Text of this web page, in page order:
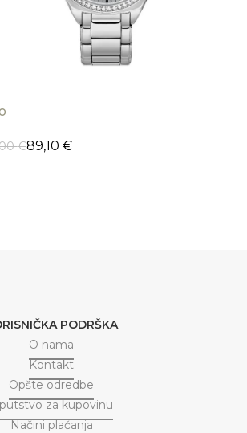
€89,10 €
PODRŠKA
O nama
Kontakt
Opšte odredbe
za kupovinu
Načini plaćanja